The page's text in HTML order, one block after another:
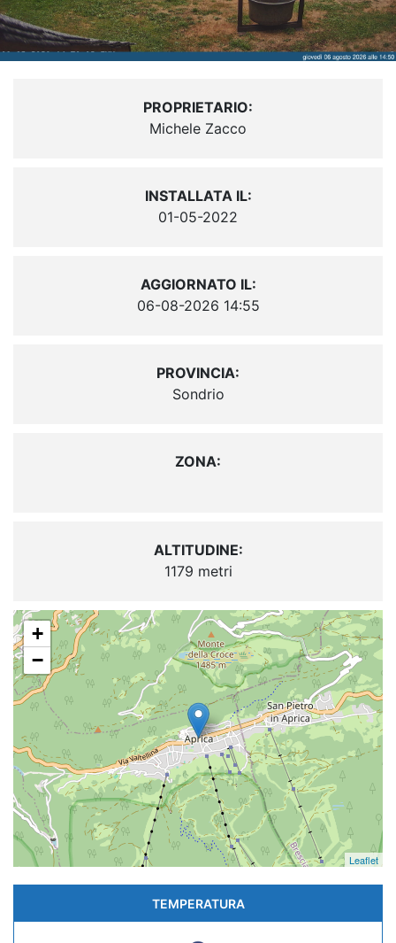
PROPRIETARIO:
Michele Zacco
INSTALLATA IL:
01-05-2022
AGGIORNATO IL:
06-08-2026 14:55
PROVINCIA:
Sondrio
ZONA:
ALTITUDINE:
1179 metri
+
−
Leaflet
TEMPERATURA